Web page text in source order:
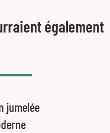
également
jumelée